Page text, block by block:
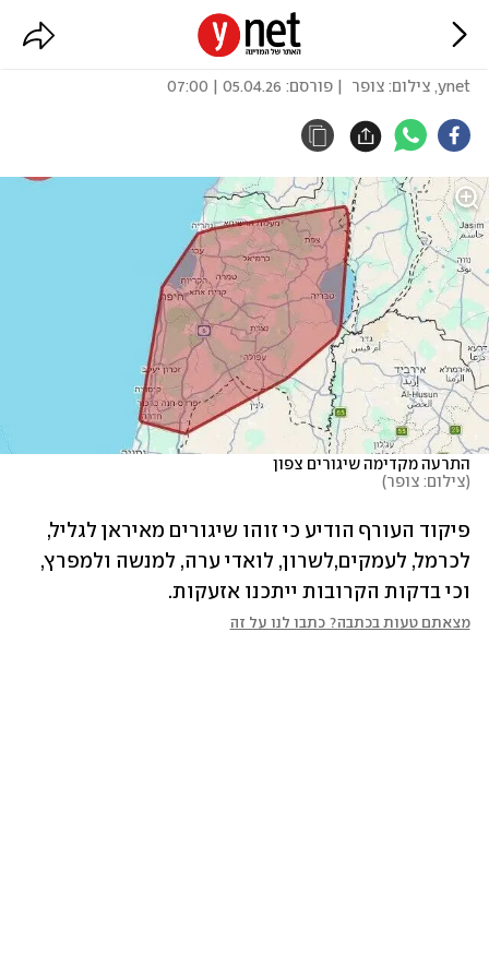
זוהו שיגורים מאיראן לצפון ולשרון
ynet
, צילום: צופר | פורסם: 05.04.26 | 07:00
התרעה מקדימה שיגורים צפון
(צילום: צופר)
וכי בדקות הקרובות ייתכנו אזעקות.
מצאתם טעות בכתבה? כתבו לנו על זה